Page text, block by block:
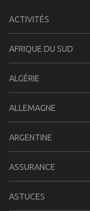
ACTIVITÉS
AFRIQUE DU SUD
ALGÉRIE
ALLEMAGNE
ARGENTINE
ASSURANCE
ASTUCES